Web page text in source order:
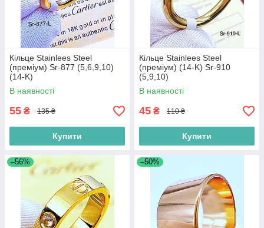
Кільце Stainlees Steel
(преміум) Sr-877 (5,6,9,10)
(14-K)
В наявності
55 ₴ 135 ₴
Купити
Кільце Stainlees Steel
(преміум) (14-K) Sr-910
(5,9,10)
В наявності
45 ₴ 110 ₴
Купити
–56% –50%